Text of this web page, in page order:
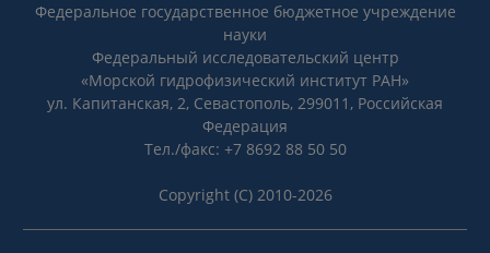
Федеральное государственное бюджетное учреждение
науки
Федеральный исследовательский центр
«Морской гидрофизический институт РАН»
ул. Капитанская, 2, Севастополь, 299011, Российская
Федерация
Тел./факс: +7 8692 88 50 50
Copyright (C) 2010-2026